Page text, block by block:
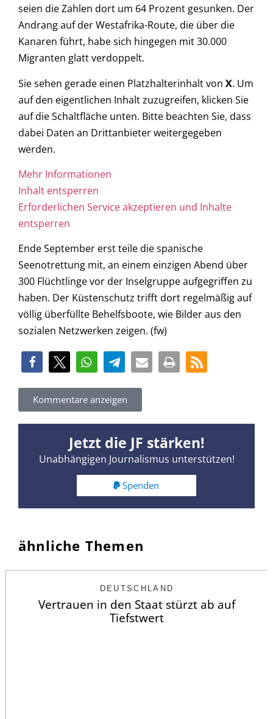
seien die Zahlen dort um 64 Prozent gesunken. Der
Andrang auf der Westafrika-Route, die über die
Kanaren führt, habe sich hingegen mit 30.000
Migranten glatt verdoppelt.
Sie sehen gerade einen Platzhalterinhalt von X. Um
auf den eigentlichen Inhalt zuzugreifen, klicken Sie
auf die Schaltfläche unten. Bitte beachten Sie, dass
dabei Daten an Drittanbieter weitergegeben
werden.
Mehr Informationen
Inhalt entsperren
Erforderlichen Service akzeptieren und Inhalte
entsperren
Ende September erst teile die spanische
Seenotrettung mit, an einem einzigen Abend über
300 Flüchtlinge vor der Inselgruppe aufgegriffen zu
haben. Der Küstenschutz trifft dort regelmäßig auf
völlig überfüllte Behelfsboote, wie Bilder aus den
sozialen Netzwerken zeigen. (fw)
Kommentare anzeigen
Jetzt die JF stärken!
Unabhängigen Journalismus unterstützen!
Spenden
ähnliche Themen
DEUTSCHLAND
Vertrauen in den Staat stürzt ab auf
Tiefstwert